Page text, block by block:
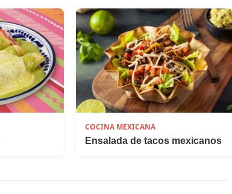
COCINA MEXICANA
Ensalada de tacos mexicanos